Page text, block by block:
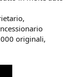
originali,